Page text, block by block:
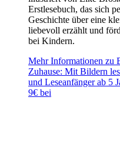
Erstlesebuch, das sich
Geschichte über eine
liebevoll erzählt und
bei Kindern.
Mehr Informationen zu
Zuhause: Mit Bildern
und Leseanfänger ab 5
9€ bei